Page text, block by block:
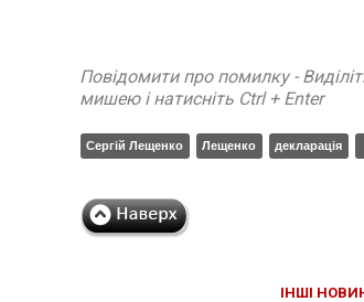
Повідомити про помилку -
мишею і натисніть Ctrl + Enter
Сергій Лещенко Лещенко декларація
ІНШІ